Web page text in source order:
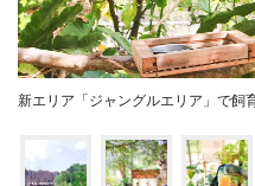
新エリア「ジャングルエリア」で飼